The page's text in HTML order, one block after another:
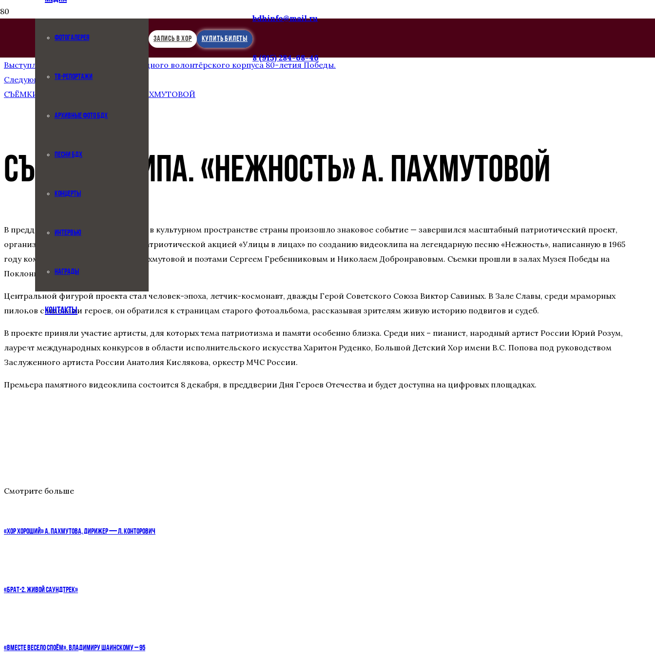
ФОТОГАЛЕРЕЯ
ТВ-РЕПОРТАЖИ
АРХИВНЫЕ ФОТО БДХ
ПЕСНИ БДХ
КОНЦЕРТЫ
ИНТЕРВЬЮ
НАГРАДЫ
КОНТАКТЫ
ЗАПИСЬ В ХОР КУПИТЬ БИЛЕТЫ
bdhinfo@mail.ru
8 (915) 284-68-46
Выступление на Форуме международного волонтёрского корпуса 80-летия Победы.
Следующая запись
СЪËМКИ КЛИПА. «НЕЖНОСТЬ» А. ПАХМУТОВОЙ
СЪËМКИ КЛИПА. «НЕЖНОСТЬ» А. ПАХМУТОВОЙ
В преддверии Дня Героев Отечества в культурном пространстве страны произошло знаковое событие — завершился масштабный патриотический проект,
организованный Международной патриотической акцией «Улицы в лицах» по созданию видеоклипа на легендарную песню «Нежность», написанную в 1965
году композитором Александрой Пахмутовой и поэтами Сергеем Гребенниковым и Николаем Добронравовым. Съемки прошли в залах Музея Победы на
Поклонной горе.
Центральной фигурой проекта стал человек-эпоха, летчик-космонавт, дважды Герой Советского Союза Виктор Савиных. В Зале Славы, среди мраморных
пилонов с именами героев, он обратился к страницам старого фотоальбома, рассказывая зрителям живую историю подвигов и судеб.
В проекте приняли участие артисты, для которых тема патриотизма и памяти особенно близка. Среди них – пианист, народный артист России Юрий Розум,
лауреат международных конкурсов в области исполнительского искусства Харитон Руденко, Большой Детский Хор имени В.С. Попова под руководством
Заслуженного артиста России Анатолия Кислякова, оркестр МЧС России.
Премьера памятного видеоклипа состоится 8 декабря, в преддверии Дня Героев Отечества и будет доступна на цифровых площадках.
Смотрите больше
«ХОР ХОРОШИЙ» А. ПАХМУТОВА, ДИРИЖЕР — Л. КОНТОРОВИЧ
«БРАТ-2. ЖИВОЙ САУНДТРЕК»
«ВМЕСТЕ ВЕСЕЛО СПОЁМ». ВЛАДИМИРУ ШАИНСКОМУ – 95